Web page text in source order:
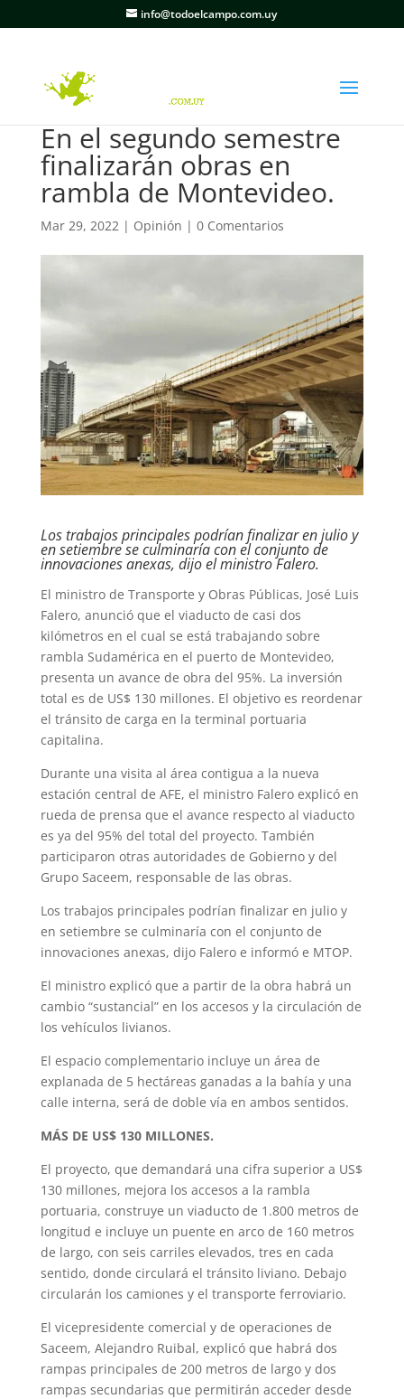
info@todoelcampo.com.uy
En el segundo semestre
finalizarán obras en
rambla de Montevideo.
Mar 29, 2022| Opinión | 0 Comentarios
Los trabajos principales podrían finalizar en julio y
en setiembre se culminaría con el conjunto de
innovaciones anexas, dijo el ministro Falero.
El ministro de Transporte y Obras Públicas, José Luis
Falero, anunció que el viaducto de casi dos
kilómetros en el cual se está trabajando sobre
rambla Sudamérica en el puerto de Montevideo,
presenta un avance de obra del 95%. La inversión
total es de US$ 130 millones. El objetivo es reordenar
el tránsito de carga en la terminal portuaria
capitalina.
Durante una visita al área contigua a la nueva
estación central de AFE, el ministro Falero explicó en
rueda de prensa que el avance respecto al viaducto
es ya del 95% del total del proyecto. También
participaron otras autoridades de Gobierno y del
Grupo Saceem, responsable de las obras.
Los trabajos principales podrían finalizar en julio y
en setiembre se culminaría con el conjunto de
innovaciones anexas, dijo Falero e informó e MTOP.
El ministro explicó que a partir de la obra habrá un
cambio “sustancial” en los accesos y la circulación de
los vehículos livianos.
El espacio complementario incluye un área de
explanada de 5 hectáreas ganadas a la bahía y una
calle interna, será de doble vía en ambos sentidos.
MÁS DE US$ 130 MILLONES.
El proyecto, que demandará una cifra superior a US$
130 millones, mejora los accesos a la rambla
portuaria, construye un viaducto de 1.800 metros de
longitud e incluye un puente en arco de 160 metros
de largo, con seis carriles elevados, tres en cada
sentido, donde circulará el tránsito liviano. Debajo
circularán los camiones y el transporte ferroviario.
El vicepresidente comercial y de operaciones de
Saceem, Alejandro Ruibal, explicó que habrá dos
rampas principales de 200 metros de largo y dos
rampas secundarias que permitirán acceder desde